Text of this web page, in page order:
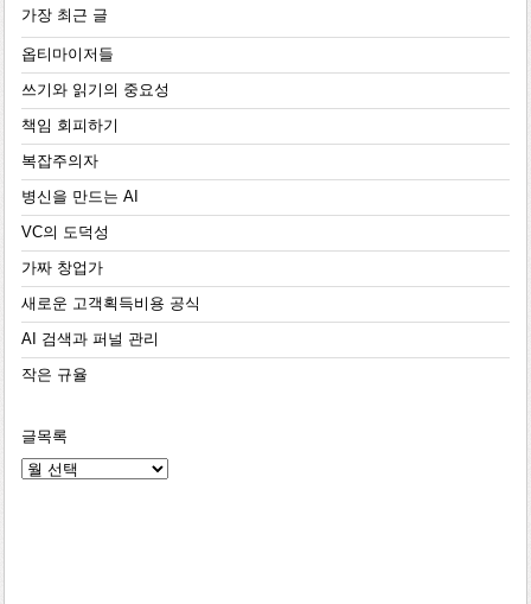
가장 최근 글
옵티마이저들
쓰기와 읽기의 중요성
책임 회피하기
복잡주의자
병신을 만드는 AI
VC의 도덕성
가짜 창업가
새로운 고객획득비용 공식
AI 검색과 퍼널 관리
작은 규율
글목록
글